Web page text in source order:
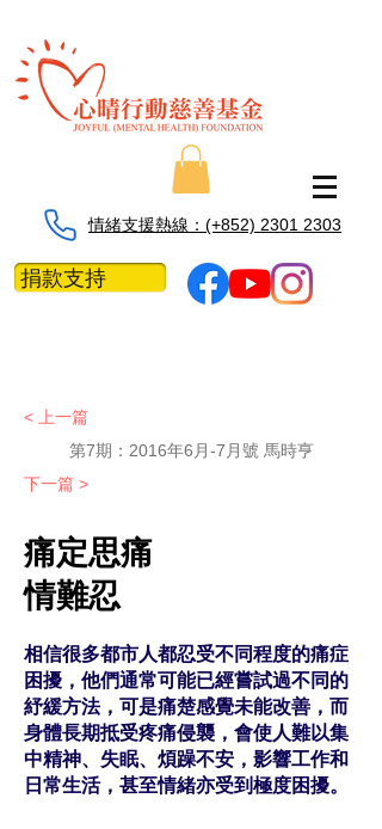
情緒支援熱線：​​(+852) 2301 2303
捐款支持
< 上一篇
第7期： 2016年6月-7月號 馬時亨
下一篇 >
痛定思痛
情難忍
相信很多都市人都忍受不同程度的痛症
困擾，他們通常可能已經嘗試過不同的
紓緩方法，可是痛楚感覺未能改善，而
身體長期抵受疼痛侵襲，會使人難以集
中精神、失眠、煩躁不安，影響工作和
日常生活，甚至情緒亦受到極度困擾。